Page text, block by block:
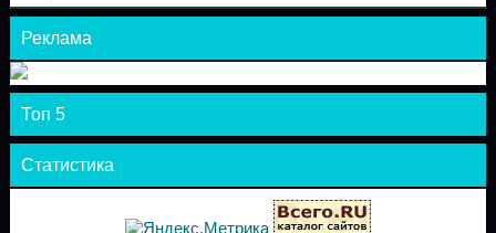
Реклама
Топ 5
Статистика